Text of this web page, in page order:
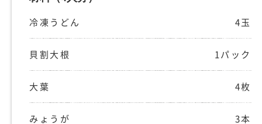
冷凍うどん 4玉
貝割大根 1パック
大葉 4枚
みょうが 3本